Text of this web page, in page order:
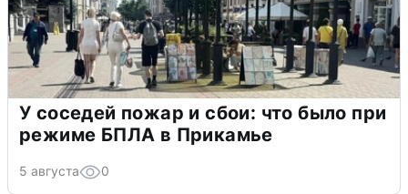
У соседей пожар и сбои: что было при
режиме БПЛА в Прикамье
5 августа 0